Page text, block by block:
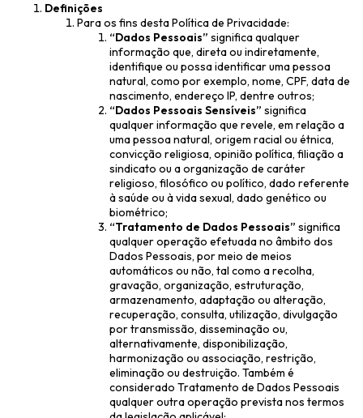
Definições
Para os fins desta Política de Privacidade:
“Dados Pessoais” significa qualquer
informação que, direta ou indiretamente,
identifique ou possa identificar uma pessoa
natural, como por exemplo, nome, CPF, data de
nascimento, endereço IP, dentre outros;
“Dados Pessoais Sensíveis” significa
qualquer informação que revele, em relação a
uma pessoa natural, origem racial ou étnica,
convicção religiosa, opinião política, filiação a
sindicato ou a organização de caráter
religioso, filosófico ou político, dado referente
à saúde ou à vida sexual, dado genético ou
biométrico;
“Tratamento de Dados Pessoais” significa
qualquer operação efetuada no âmbito dos
Dados Pessoais, por meio de meios
automáticos ou não, tal como a recolha,
gravação, organização, estruturação,
armazenamento, adaptação ou alteração,
recuperação, consulta, utilização, divulgação
por transmissão, disseminação ou,
alternativamente, disponibilização,
harmonização ou associação, restrição,
eliminação ou destruição. Também é
considerado Tratamento de Dados Pessoais
qualquer outra operação prevista nos termos